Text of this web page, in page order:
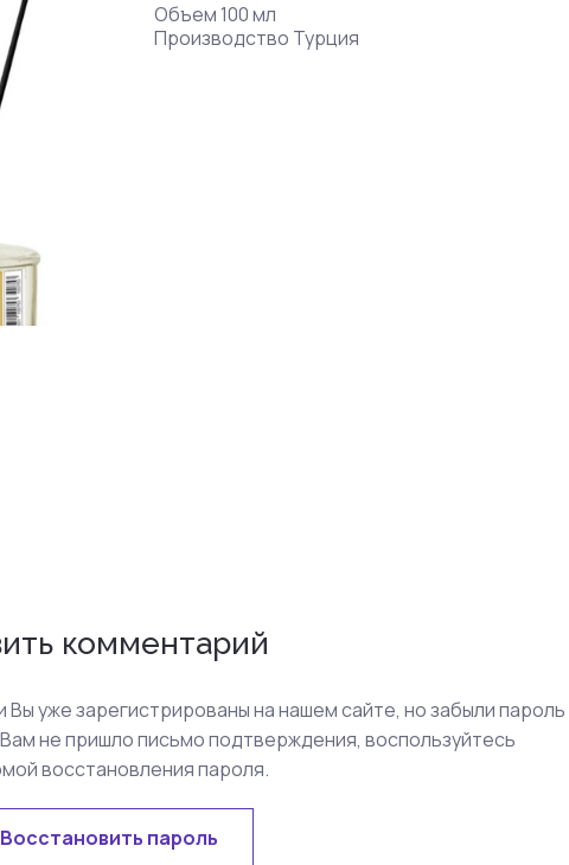
Объем 100 мл
Производство Турция
комментарий
Вы уже зарегистрированы на нашем сайте, но забыли пароль
не пришло письмо подтверждения, воспользуйтесь
восстановления пароля.
Восстановить пароль